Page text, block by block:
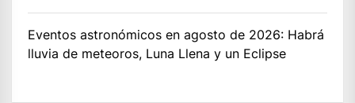
Eventos astronómicos en agosto de 2026: Habrá
lluvia de meteoros, Luna Llena y un Eclipse